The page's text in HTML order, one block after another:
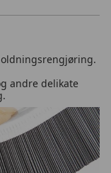
andre delikate